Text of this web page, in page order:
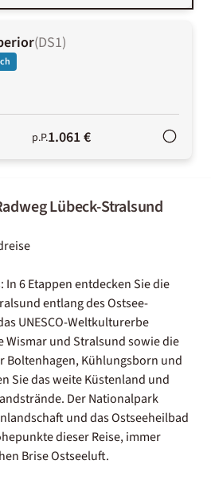
(DS1)
p.P.1.061 €
Lübeck-Stralsund
In 6 Etappen entdecken Sie die
entlang des Ostsee-
UNESCO-Weltkulturerbe
Wismar und Stralsund sowie die
Boltenhagen, Kühlungsborn und
Sie das weite Küstenland und
Der Nationalpark
und das Ostseeheilbad
dieser Reise, immer
Brise Ostseeluft.